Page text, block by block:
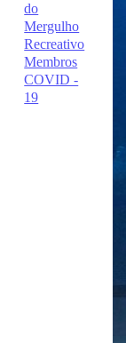
do
Mergulho
Recreativo
Membros
COVID -
19